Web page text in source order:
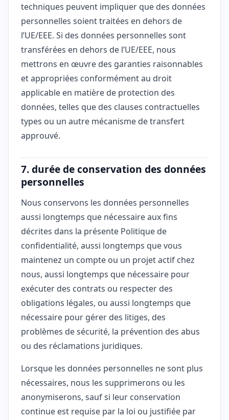
techniques peuvent impliquer que des données
personnelles soient traitées en dehors de
l’UE/EEE. Si des données personnelles sont
transférées en dehors de l’UE/EEE, nous
mettrons en œuvre des garanties raisonnables
et appropriées conformément au droit
applicable en matière de protection des
données, telles que des clauses contractuelles
types ou un autre mécanisme de transfert
approuvé.
7. durée de conservation des données
personnelles
Nous conservons les données personnelles
aussi longtemps que nécessaire aux fins
décrites dans la présente Politique de
confidentialité, aussi longtemps que vous
maintenez un compte ou un projet actif chez
nous, aussi longtemps que nécessaire pour
exécuter des contrats ou respecter des
obligations légales, ou aussi longtemps que
nécessaire pour gérer des litiges, des
problèmes de sécurité, la prévention des abus
ou des réclamations juridiques.
Lorsque les données personnelles ne sont plus
nécessaires, nous les supprimerons ou les
anonymiserons, sauf si leur conservation
continue est requise par la loi ou justifiée par